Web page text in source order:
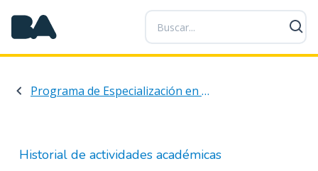
P
a
s
a
a
n
Programa de Especialización en Abogacía Estatal, Local y Federal
Historial de actividades académicas